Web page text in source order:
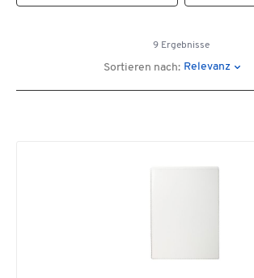
9 Ergebnisse
Sortieren nach: Relevanz